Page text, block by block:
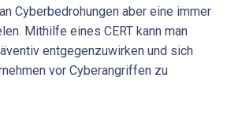
Cyberbedrohungen aber eine immer
Mithilfe eines CERT kann man
entgegenzuwirken und sich
vor Cyberangriffen zu